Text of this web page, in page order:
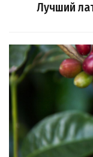
Лучший